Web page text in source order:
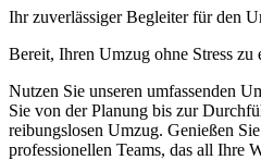
Ihr zuverlässiger Begleiter für den
Bereit, Ihren Umzug ohne Stress zu
Nutzen Sie unseren umfassenden
Sie von der Planung bis zur
reibungslosen Umzug. Genießen
professionellen Teams, das all Ihre